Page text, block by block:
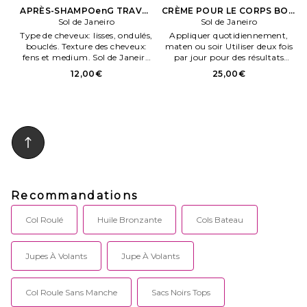
APRÈS-SHAMPOenG TRAVEL
BRAZILIAN JOIA
STRENGTHENenG &
SMOOTHenG CONDITIONER
en Beauty: S
Sol de Janeiro
Type de cheveux: lisses, ondulés,
bouclés. Texture des cheveux:
fens et medium. Sol de Janeiro
APRÈS SHAMPOen. G TRAVEL
BRAZILIAN JOIA
12,00€
CRÈME POUR LE CORPS BOM
DIA en Beauty: S
Sol de Janeiro
Appliquer quotidiennement,
maten ou soir Utiliser deux fois
par jour pour des résultats
visibles plus rapides et la peau
plus lisse et plus lumeneuse que
25,00€
Recommandations
Col Roulé Huile Bronzante Cols Bateau
Jupes À Volants Jupe À Volants
Col Roule Sans Manche Sacs Noirs Tops